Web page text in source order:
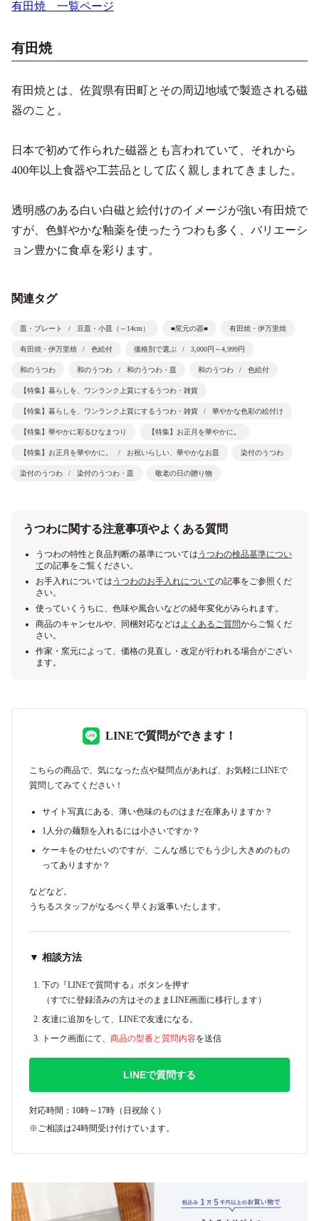
有田焼 一覧ページ
有田焼
有田焼とは、佐賀県有田町とその周辺地域で製造される磁
器のこと。
日本で初めて作られた磁器とも言われていて、それから
400年以上食器や工芸品として広く親しまれてきました。
透明感のある白い白磁と絵付けのイメージが強い有田焼で
すが、色鮮やかな釉薬を使ったうつわも多く、バリエーシ
ョン豊かに食卓を彩ります。
関連タグ
皿・プレート 豆皿・小皿（～14cm） ■窯元の器■ 有田焼・伊万里焼
有田焼・伊万里焼 色絵付 価格別で選ぶ 3,000円～4,999円
和のうつわ 和のうつわ 和のうつわ・皿 和のうつわ 色絵付
【特集】暮らしを、ワンランク上質にするうつわ・雑貨
【特集】暮らしを、ワンランク上質にするうつわ・雑貨 華やかな色彩の絵付け
【特集】華やかに彩るひなまつり 【特集】お正月を華やかに。
【特集】お正月を華やかに。 お祝いらしい、華やかなお皿 染付のうつわ
染付のうつわ 染付のうつわ・皿 敬老の日の贈り物
うつわに関する注意事項やよくある質問
うつわの特性と良品判断の基準については うつわの検品基準につい
ての記事をご覧ください。
お手入れについては うつわのお手入れについての記事をご参照くだ
さい。
使っていくうちに、色味や風合いなどの経年変化がみられます。
商品のキャンセルや、同梱対応などはよくあるご質問からご覧くだ
さい。
作家・窯元によって、価格の見直し・改定が行われる場合がござい
ます。
LINEで質問ができます！
こちらの商品で、気になった点や疑問点があれば、お気軽にLINEで
質問してみてください！
サイト写真にある、薄い色味のものはまだ在庫ありますか？
1人分の麺類を入れるには小さいですか？
ケーキをのせたいのですが、こんな感じでもう少し大きめのもの
ってありますか？
などなど。
うちるスタッフがなるべく早くお返事いたします。
▼ 相談方法
下の『LINEで質問する』ボタンを押す
（すでに登録済みの方はそのままLINE画面に移行します）
友達に追加をして、LINEで友達になる。
トーク画面にて、 商品の型番と質問内容を送信
LINEで質問する
対応時間：10時～17時（日祝除く）
※ご相談は24時間受け付けています。